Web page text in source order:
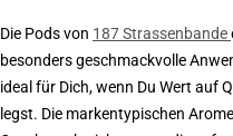
Die Pods von 187 Strassenbande
besonders geschmackvolle
ideal für Dich, wenn Du Wert auf
legst. Die markentypischen